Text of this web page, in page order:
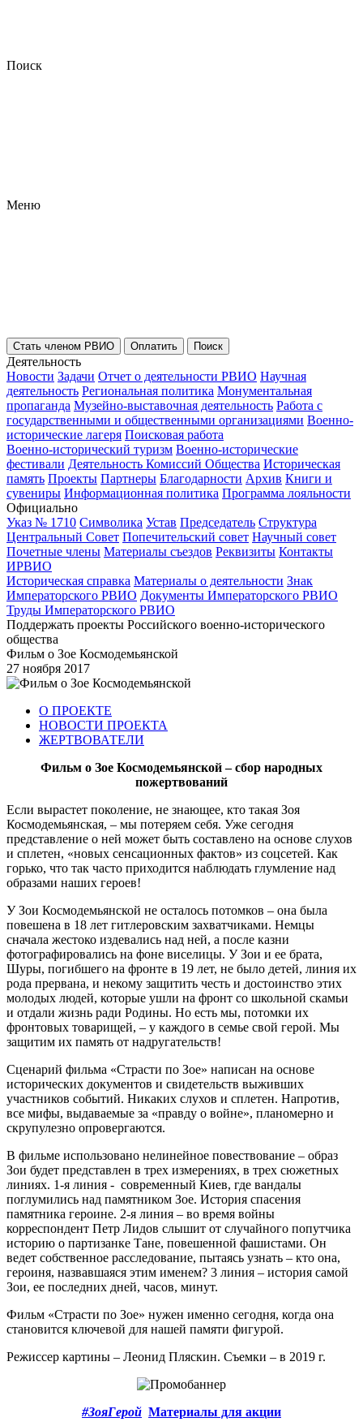
Поиск
Меню
Стать членом РВИО Оплатить Поиск
Деятельность
Новости Задачи Отчет о деятельности РВИО Научная
деятельность Региональная политика Монументальная
пропаганда Музейно-выставочная деятельность Работа с
государственными и общественными организациями Военно-
исторические лагеря Поисковая работа
Военно-исторический туризм Военно-исторические
фестивали Деятельность Комиссий Общества Историческая
память Проекты Партнеры Благодарности Архив Книги и
сувениры Информационная политика Программа лояльности
Официально
Указ № 1710 Символика Устав Председатель Структура
Центральный Совет Попечительский совет Научный совет
Почетные члены Материалы съездов Реквизиты Контакты
ИРВИО
Историческая справка Материалы о деятельности Знак
Императорского РВИО Документы Императорского РВИО
Труды Императорского РВИО
Поддержать проекты Российского военно-исторического
общества
Фильм о Зое Космодемьянской
27 ноября 2017
О ПРОЕКТЕ
НОВОСТИ ПРОЕКТА
ЖЕРТВОВАТЕЛИ
Фильм о Зое Космодемьянской – сбор народных
пожертвований
Если вырастет поколение, не знающее, кто такая Зоя
Космодемьянская, – мы потеряем себя. Уже сегодня
представление о ней может быть составлено на основе слухов
и сплетен, «новых сенсационных фактов» из соцсетей. Как
горько, что так часто приходится наблюдать глумление над
образами наших героев!
У Зои Космодемьянской не осталось потомков – она была
повешена в 18 лет гитлеровским захватчиками. Немцы
сначала жестоко издевались над ней, а после казни
фотографировались на фоне виселицы. У Зои и ее брата,
Шуры, погибшего на фронте в 19 лет, не было детей, линия их
рода прервана, и некому защитить честь и достоинство этих
молодых людей, которые ушли на фронт со школьной скамьи
и отдали жизнь ради Родины. Но есть мы, потомки их
фронтовых товарищей, – у каждого в семье свой герой. Мы
защитим их память от надругательств!
Сценарий фильма «Страсти по Зое» написан на основе
исторических документов и свидетельств выживших
участников событий. Никаких слухов и сплетен. Напротив,
все мифы, выдаваемые за «правду о войне», планомерно и
скрупулезно опровергаются.
В фильме использовано нелинейное повествование – образ
Зои будет представлен в трех измерениях, в трех сюжетных
линиях. 1-я линия - современный Киев, где вандалы
поглумились над памятником Зое. История спасения
памятника героине. 2-я линия – во время войны
корреспондент Петр Лидов слышит от случайного попутчика
историю о партизанке Тане, повешенной фашистами. Он
ведет собственное расследование, пытаясь узнать – кто она,
героиня, назвавшаяся этим именем? 3 линия – история самой
Зои, ее последних дней, часов, минут.
Фильм «Страсти по Зое» нужен именно сегодня, когда она
становится ключевой для нашей памяти фигурой.
Режиссер картины – Леонид Пляскин. Съемки – в 2019 г.
#ЗояГерой Материалы для акции